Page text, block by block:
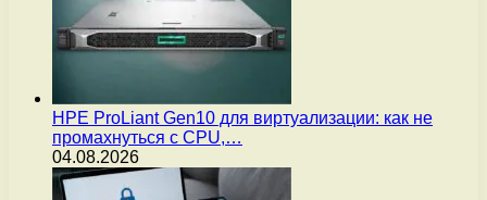
HPE ProLiant Gen10 для виртуализации: как не
промахнуться с CPU,…
04.08.2026